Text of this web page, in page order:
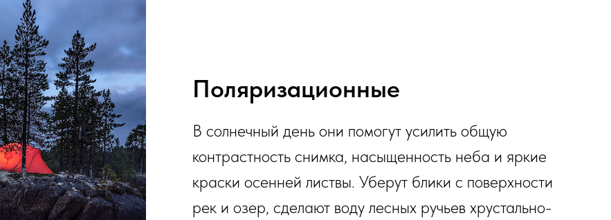
Поляризационные
В солнечный день они помогут усилить общую
контрастность снимка, насыщенность неба и яркие
краски осенней листвы. Уберут блики с поверхности
рек и озер, сделают воду лесных ручьев хрустально-